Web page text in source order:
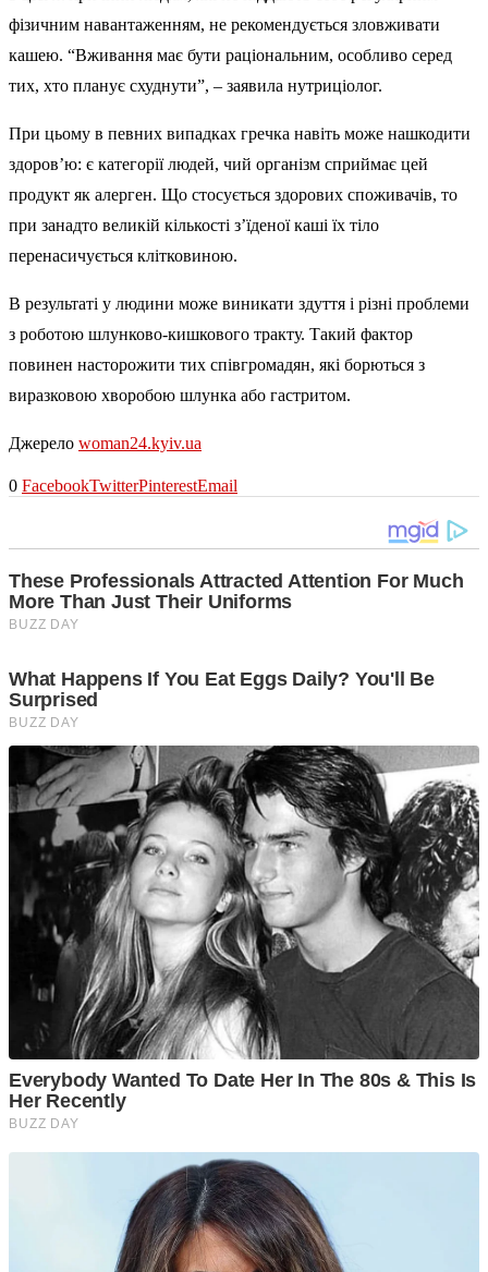
фізичним навантаженням, не рекомендується зловживати
кашею. “Вживання має бути раціональним, особливо серед
тих, хто планує схуднути”, – заявила нутриціолог.
При цьому в певних випадках гречка навіть може нашкодити
здоров’ю: є категорії людей, чий організм сприймає цей
продукт як алерген. Що стосується здорових споживачів, то
при занадто великій кількості з’їденої каші їх тіло
перенасичується клітковиною.
В результаті у людини може виникати здуття і різні проблеми
з роботою шлунково-кишкового тракту. Такий фактор
повинен насторожити тих співгромадян, які борються з
виразковою хворобою шлунка або гастритом.
Джерело woman24.kyiv.ua
0 FacebookTwitterPinterestEmail